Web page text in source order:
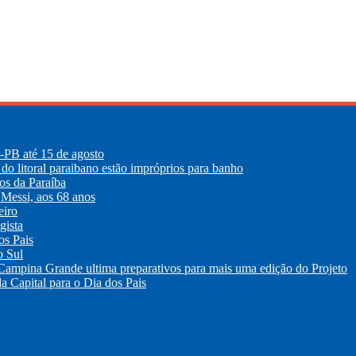
até 15 de agosto
litoral paraibano estão impróprios para banho
da Paraíba
aos 68 anos
Pais
Sul
Grande ultima preparativos para mais uma edição do Projeto
Capital para o Dia dos Pais